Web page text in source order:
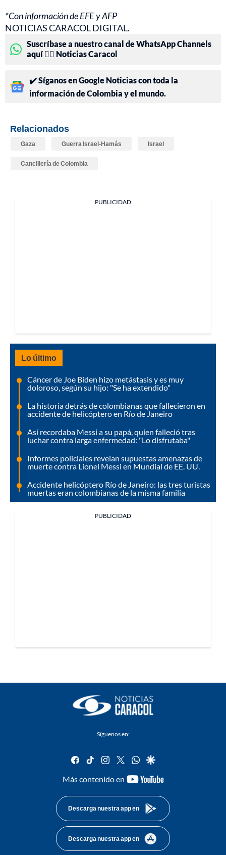
*Con información de EFE y AFP
NOTICIAS CARACOL DIGITAL.
Suscríbase a nuestro canal de WhatsApp Channels
aquí 👉🏻 Noticias Caracol
✔️ Síganos en Google Noticias con toda la
información de Colombia y el mundo.
Relacionados
Gaza Guerra Israel-Hamás Israel
Cancillería de Colombia
PUBLICIDAD
Lo último
Cáncer de Joe Biden hizo metástasis y es muy
doloroso, según su hijo: "Se ha extendido"
La historia detrás de colombianas que fallecieron en
accidente de helicóptero en Río de Janeiro
Así recordaba Messi a su papá, quien falleció tras
luchar contra larga enfermedad: "Lo disfrutaba"
Informes policiales revelan supuestas amenazas de
muerte contra Lionel Messi en Mundial de EE. UU.
Accidente helicóptero Río de Janeiro: las tres turistas
muertas eran colombianas de la misma familia
PUBLICIDAD
Síguenos en:
facebook
tiktok instagram
twitterwhatsapp
google
Más contenido en
youtube-
Descarga nuestra app en
Descarga nuestra app en